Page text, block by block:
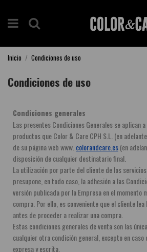
Inicio Condiciones de uso
Condiciones de uso
Condiciones generales
Las presentes Condiciones Generales se aplican
productos que Color & Care CPH S.L. (en
de su página web www. colorandcare.es (en
disposición de cualquier destinatario final.
La utilización por parte del cliente de los
presupone, en todo caso, la adhesión a las
versión publicada por la Empresa en el momento
compra. Por ello, es conveniente que el cliente
antes de proceder a realizar una compra.
Estas condiciones generales de venta son las
cualquier otra condición general, excepto en caso
expresa y escrita.